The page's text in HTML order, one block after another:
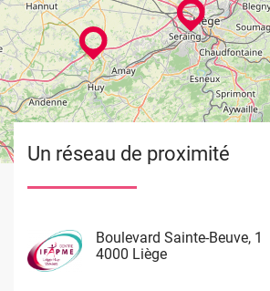
Un réseau de proximité
Image
Boulevard Sainte-Beuve, 1
4000 Liège
Image
Rue de Limbourg, 37
4800 Verviers
Image
Rue du Château Massart, 70
4000 Liège
Image
Waremme 101
4530 Villers Le Bouillet